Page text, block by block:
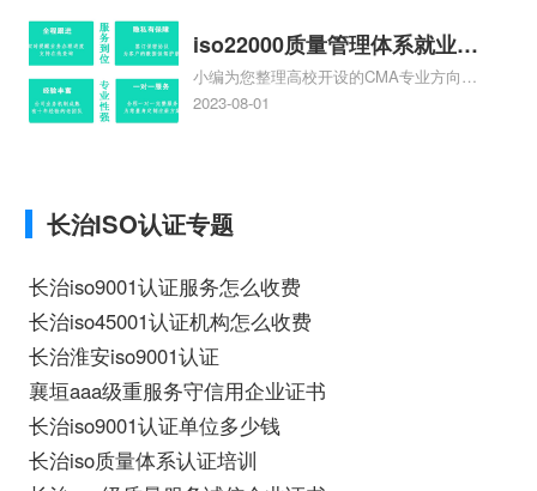
认证收费标准是什么相关iso体系认证知
识，详情可查看下方正文！
iso22000质量管理体系就业方
向，质量管理与认证就业方向
小编为您整理高校开设的CMA专业方向未
来就业前景及就业方向如何、cma就业方
知识，详情可查看下方正文！
2023-08-01
长治ISO认证专题
长治iso9001认证服务怎么收费
长治iso45001认证机构怎么收费
长治淮安iso9001认证
襄垣aaa级重服务守信用企业证书
长治iso9001认证单位多少钱
长治iso质量体系认证培训